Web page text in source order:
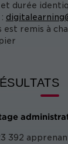
durée
est remis à
392